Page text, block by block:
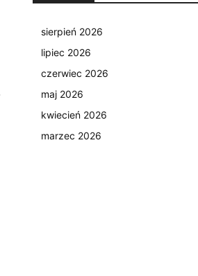
sierpień 2026
lipiec 2026
czerwiec 2026
maj 2026
kwiecień 2026
marzec 2026